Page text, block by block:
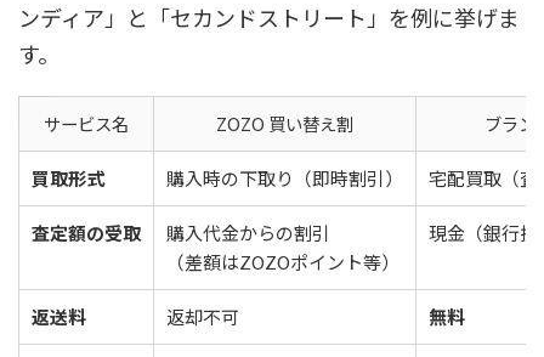
ンディア」と「セカンドストリート」を例に挙げま
す。
サービス名 ZOZO 買い替え割 ブラン
買取形式 購入時の下取り（即時割引） 宅配買取（
査定額の受取
購入代金からの割引
（差額はZOZOポイント等）
現金（銀行振
返送料 返却不可 無料